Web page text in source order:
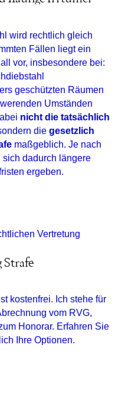
wird rechtlich gleich
Fällen liegt ein
vor, insbesondere bei:
geschützten Räumen
Umständen
nicht die tatsächlich
die gesetzlich
maßgeblich. Je nach
sich dadurch längere
ergeben.
kostenfrei. Ich stehe für
vom RVG,
Honorar. Erfahren Sie
Ihre Optionen.